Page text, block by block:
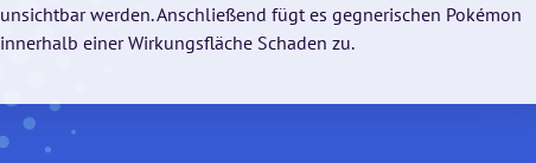
unsichtbar werden. Anschließend fügt es gegnerischen Pokémon
innerhalb einer Wirkungsfläche Schaden zu.